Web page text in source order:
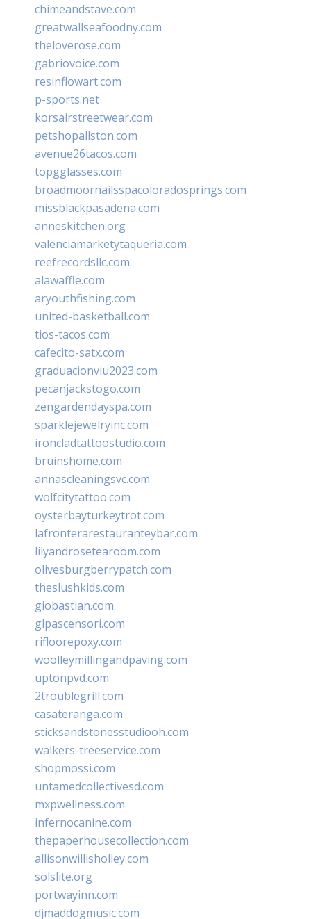
chimeandstave.com
greatwallseafoodny.com
theloverose.com
gabriovoice.com
resinflowart.com
p-sports.net
korsairstreetwear.com
petshopallston.com
avenue26tacos.com
topgglasses.com
broadmoornailsspacoloradosprings.com
missblackpasadena.com
anneskitchen.org
valenciamarketytaqueria.com
reefrecordsllc.com
alawaffle.com
aryouthfishing.com
united-basketball.com
tios-tacos.com
cafecito-satx.com
graduacionviu2023.com
pecanjackstogo.com
zengardendayspa.com
sparklejewelryinc.com
ironcladtattoostudio.com
bruinshome.com
annascleaningsvc.com
wolfcitytattoo.com
oysterbayturkeytrot.com
lafronterarestauranteybar.com
lilyandrosetearoom.com
olivesburgberrypatch.com
theslushkids.com
giobastian.com
glpascensori.com
rifloorepoxy.com
woolleymillingandpaving.com
uptonpvd.com
2troublegrill.com
casateranga.com
sticksandstonesstudiooh.com
walkers-treeservice.com
shopmossi.com
untamedcollectivesd.com
mxpwellness.com
infernocanine.com
thepaperhousecollection.com
allisonwillisholley.com
solslite.org
portwayinn.com
djmaddogmusic.com